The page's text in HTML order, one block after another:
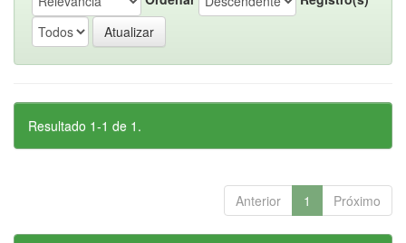
Resultado 1-1 de 1.
Anterior 1 Próximo